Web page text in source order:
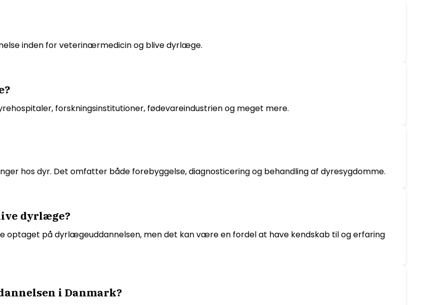
inden for veterinærmedicin og blive dyrlæge.
forskningsinstitutioner, fødevareindustrien og meget mere.
hos dyr. Det omfatter både forebyggelse, diagnosticering og behandling af dyresygdomme.
dyrlæge?
optaget på dyrlægeuddannelsen, men det kan være en fordel at have kendskab til og erfaring
i Danmark?